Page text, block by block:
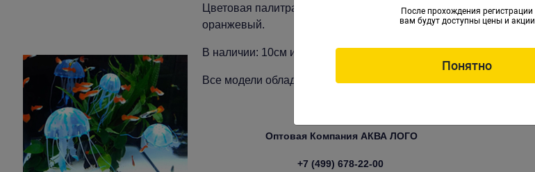
Цветовая палитра: розовый, синий, желтый и
оранжевый.
В наличии: 10см и 6см.
Все модели обладают эффектом
Оптовая Компания АКВА ЛОГО
+7 (499) 678-22-00
После прохождения регистрации
вам будут доступны цены и акции
Понятно